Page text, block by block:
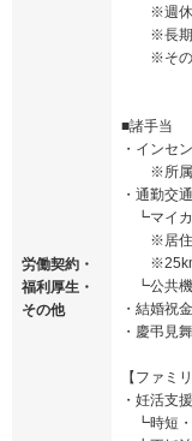
労働契約・
福利厚生・
その他
※週休
※長期
※その他
介
■諸手当
・インセ
※所属に
・通勤交
┗マイカ
※居住地
※25km
┗公共機
・結婚祝
・慶弔見
【ファミ
・妊活支援
┗時短・